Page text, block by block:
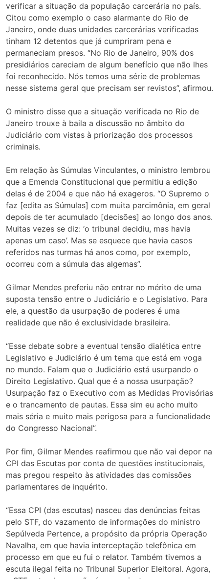
verificar a situação da população carcerária no país.
Citou como exemplo o caso alarmante do Rio de
Janeiro, onde duas unidades carcerárias verificadas
tinham 12 detentos que já cumpriram pena e
permaneciam presos. “No Rio de Janeiro, 90% dos
presidiários careciam de algum benefício que não lhes
foi reconhecido. Nós temos uma série de problemas
nesse sistema geral que precisam ser revistos”, afirmou.
O ministro disse que a situação verificada no Rio de
Janeiro trouxe à baila a discussão no âmbito do
Judiciário com vistas à priorização dos processos
criminais.
Em relação às Súmulas Vinculantes, o ministro lembrou
que a Emenda Constitucional que permitiu a edição
delas é de 2004 e que não há exageros. “O Supremo o
faz [edita as Súmulas] com muita parcimônia, em geral
depois de ter acumulado [decisões] ao longo dos anos.
Muitas vezes se diz: ‘o tribunal decidiu, mas havia
apenas um caso’. Mas se esquece que havia casos
referidos nas turmas há anos como, por exemplo,
ocorreu com a súmula das algemas”.
Gilmar Mendes preferiu não entrar no mérito de uma
suposta tensão entre o Judiciário e o Legislativo. Para
ele, a questão da usurpação de poderes é uma
realidade que não é exclusividade brasileira.
“Esse debate sobre a eventual tensão dialética entre
Legislativo e Judiciário é um tema que está em voga
no mundo. Falam que o Judiciário está usurpando o
Direito Legislativo. Qual que é a nossa usurpação?
Usurpação faz o Executivo com as Medidas Provisórias
e o trancamento de pautas. Essa sim eu acho muito
mais séria e muito mais perigosa para a funcionalidade
do Congresso Nacional”.
Por fim, Gilmar Mendes reafirmou que não vai depor na
CPI das Escutas por conta de questões institucionais,
mas pregou respeito às atividades das comissões
parlamentares de inquérito.
“Essa CPI (das escutas) nasceu das denúncias feitas
pelo STF, do vazamento de informações do ministro
Sepúlveda Pertence, a propósito da própria Operação
Navalha, em que havia interceptação telefônica em
processo em que eu fui o relator. Também tivemos a
escuta ilegal feita no Tribunal Superior Eleitoral. Agora,